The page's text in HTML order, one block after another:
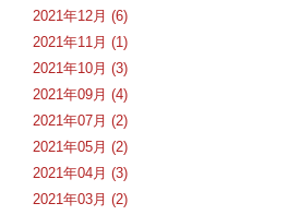
2021年12月 (6)
2021年11月 (1)
2021年10月 (3)
2021年09月 (4)
2021年07月 (2)
2021年05月 (2)
2021年04月 (3)
2021年03月 (2)